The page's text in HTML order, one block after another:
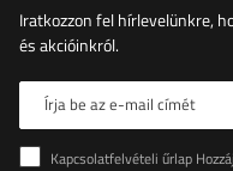
Iratkozzon fel hírlevelünkre,
és akcióinkról.
Írja be az e-mail címét
Kapcsolatfelvételi űrlap Hozzájárulok a kapcsolatfelvételi űrlapon